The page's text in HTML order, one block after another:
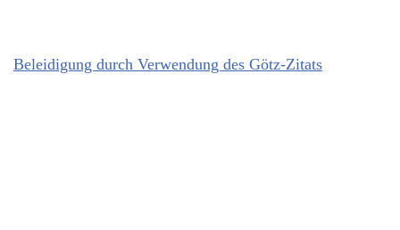
Beleidigung durch Verwendung des Götz-Zitats